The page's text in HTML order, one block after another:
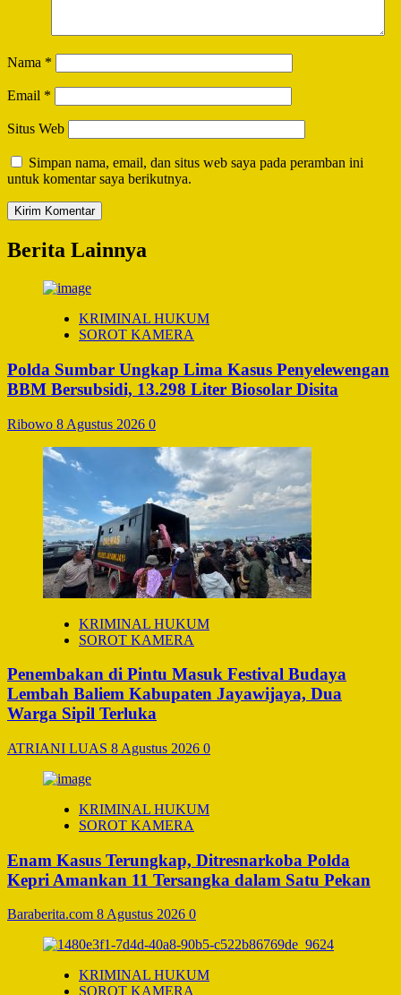
Nama *
Email *
Situs Web
Simpan nama, email, dan situs web saya pada peramban ini
untuk komentar saya berikutnya.
Berita Lainnya
KRIMINAL HUKUM
SOROT KAMERA
Polda Sumbar Ungkap Lima Kasus Penyelewengan
BBM Bersubsidi, 13.298 Liter Biosolar Disita
Ribowo 8 Agustus 2026 0
KRIMINAL HUKUM
SOROT KAMERA
Penembakan di Pintu Masuk Festival Budaya
Lembah Baliem Kabupaten Jayawijaya, Dua
Warga Sipil Terluka
ATRIANI LUAS 8 Agustus 2026 0
KRIMINAL HUKUM
SOROT KAMERA
Enam Kasus Terungkap, Ditresnarkoba Polda
Kepri Amankan 11 Tersangka dalam Satu Pekan
Baraberita.com 8 Agustus 2026 0
KRIMINAL HUKUM
SOROT KAMERA